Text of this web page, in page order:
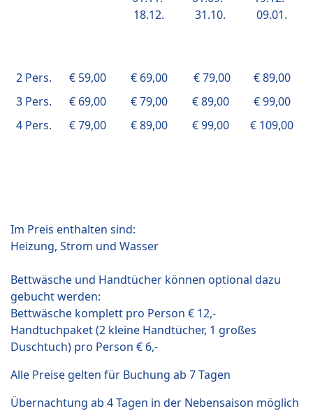
18.12.
31.10.
09.01.
2 Pers. € 59,00 € 69,00 € 79,00
€ 89,00
3 Pers.
€ 69,00 € 79,00 € 89,00
€ 99,00
4 Pers.
€ 79,00 € 89,00 € 99,00 € 109,00
Im Preis enthalten sind:
Heizung, Strom und Wasser
Bettwäsche und Handtücher können optional dazu
gebucht werden:
Bettwäsche komplett pro Person € 12,-
Handtuchpaket (2 kleine Handtücher, 1 großes
Duschtuch) pro Person € 6,-
Alle Preise gelten für Buchung ab 7 Tagen
Übernachtung ab 4 Tagen in der Nebensaison möglich